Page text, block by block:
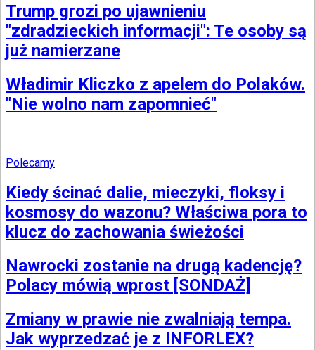
Trump grozi po ujawnieniu
"zdradzieckich informacji": Te osoby są
już namierzane
Władimir Kliczko z apelem do Polaków.
"Nie wolno nam zapomnieć"
Polecamy
Kiedy ścinać dalie, mieczyki, floksy i
kosmosy do wazonu? Właściwa pora to
klucz do zachowania świeżości
Nawrocki zostanie na drugą kadencję?
Polacy mówią wprost [SONDAŻ]
Zmiany w prawie nie zwalniają tempa.
Jak wyprzedzać je z INFORLEX?